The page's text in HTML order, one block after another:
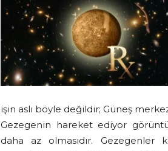
işin aslı böyle değildir; Güneş
Gezegenin hareket ediyor
daha az olmasıdır.